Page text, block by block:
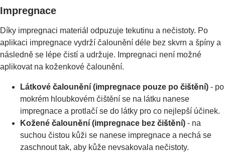
Impregnace
Díky impregnaci materiál odpuzuje tekutinu a nečistoty. Po
aplikaci impregnace vydrží čalounění déle bez skvrn a špíny a
následně se lépe čistí a udržuje. Impregnaci není možné
aplikovat na koženkové čalounění.
Látkové čalounění (impregnace pouze po čištění) - po
mokrém hloubkovém čištění se na látku nanese
impregnace a protlačí se do látky pro co nejlepší účinek.
Kožené čalounění (impregnace bez čištění) - na
suchou čistou kůži se nanese impregnace a nechá se
zaschnout tak, aby kůže nevsakovala nečistoty.